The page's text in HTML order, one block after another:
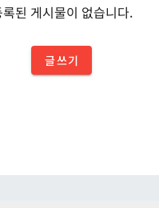
된 게시물이 없습니다.
글쓰기